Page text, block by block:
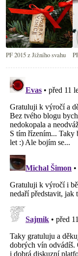
PF 2015 z Jižního svahu